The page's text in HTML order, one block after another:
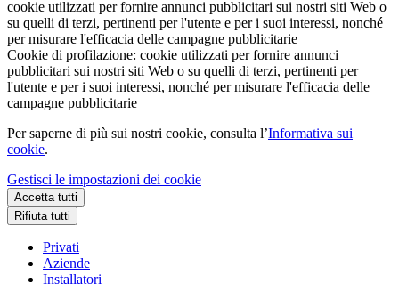
cookie utilizzati per fornire annunci pubblicitari sui nostri siti Web o
su quelli di terzi, pertinenti per l'utente e per i suoi interessi, nonché
per misurare l'efficacia delle campagne pubblicitarie
Cookie di profilazione: cookie utilizzati per fornire annunci
pubblicitari sui nostri siti Web o su quelli di terzi, pertinenti per
l'utente e per i suoi interessi, nonché per misurare l'efficacia delle
campagne pubblicitarie
Per saperne di più sui nostri cookie, consulta l’Informativa sui
cookie.
Gestisci le impostazioni dei cookie
Accetta tutti
Rifiuta tutti
Privati
Aziende
Installatori